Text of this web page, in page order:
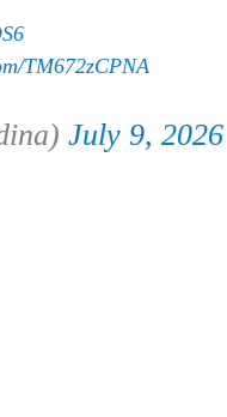
TM672zCPNA
July 9, 2026